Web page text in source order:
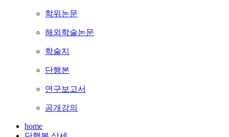
학위논문
해외학술논문
학술지
단행본
연구보고서
공개강의
home